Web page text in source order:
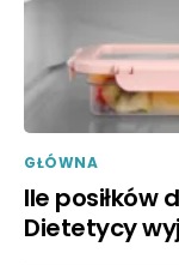
GŁÓWNA
Ile posiłków
Dietetycy